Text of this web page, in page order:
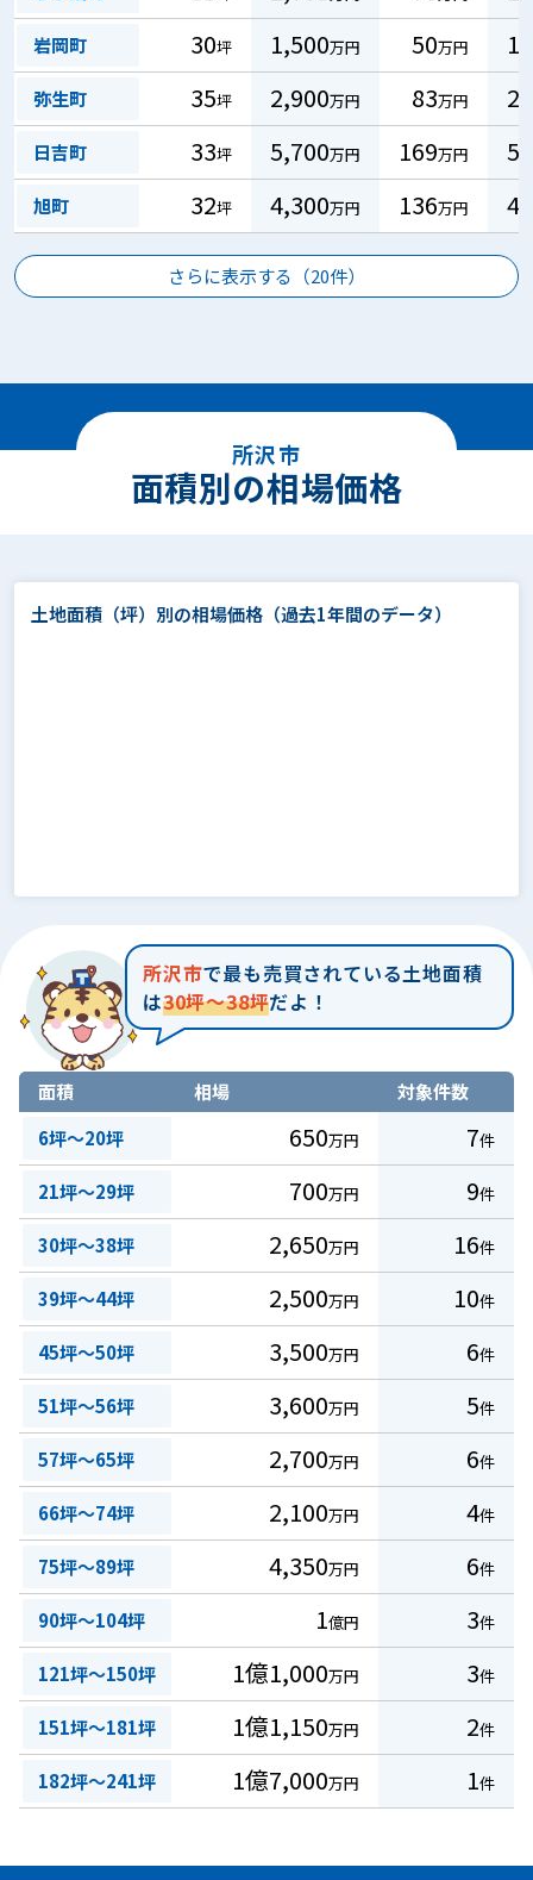
岩岡町 30坪 1,500万円 50万円 15
弥生町 35坪 2,900万円 83万円 25
日吉町 33坪 5,700万円 169万円 51
旭町 32坪 4,300万円 136万円 41
さらに表示する（20件）
所沢市
面積別の相場価格
土地面積（坪）別の相場価格 （過去1年間のデータ）
所沢市で最も売買されている土地面積
は30坪～38坪だよ！
面積 相場
対象件数
6坪～20坪
650万円 7件
21坪～29坪 700万円 9件
30坪～38坪 2,650万円 16件
39坪～44坪 2,500万円 10件
45坪～50坪 3,500万円 6件
51坪～56坪 3,600万円 5件
57坪～65坪 2,700万円 6件
66坪～74坪 2,100万円 4件
75坪～89坪 4,350万円 6件
90坪～104坪 1億円 3件
121坪～150坪 1億1,000万円 3件
151坪～181坪 1億1,150万円 2件
182坪～241坪 1億7,000万円 1件